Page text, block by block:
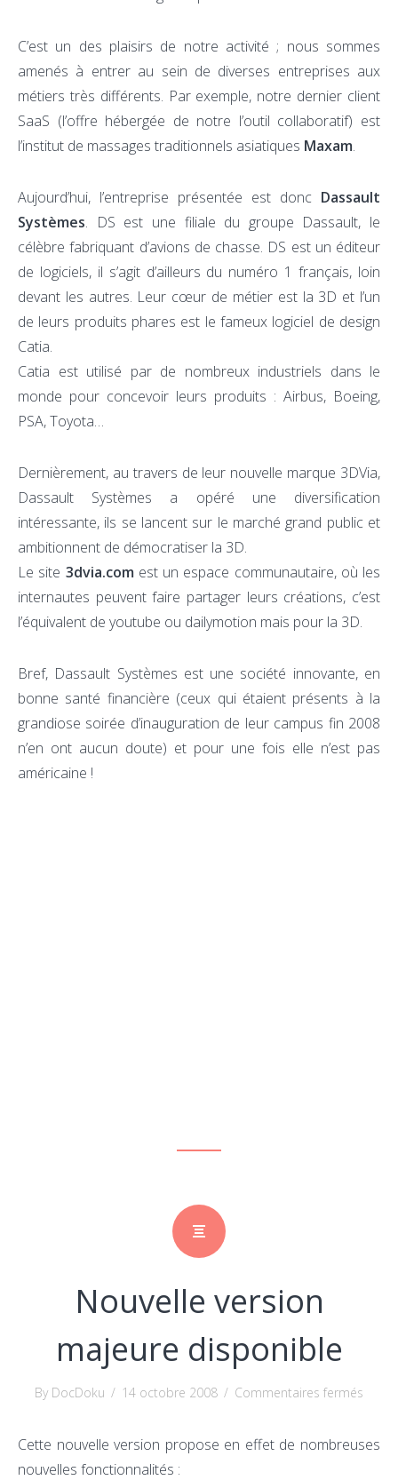
C’est un des plaisirs de notre activité ; nous sommes
amenés à entrer au sein de diverses entreprises aux
métiers très différents. Par exemple, notre dernier client
SaaS (l’offre hébergée de notre l’outil collaboratif) est
l’institut de massages traditionnels asiatiques Maxam.
Aujourd’hui, l’entreprise présentée est donc Dassault
Systèmes. DS est une filiale du groupe Dassault, le
célèbre fabriquant d’avions de chasse. DS est un éditeur
de logiciels, il s’agit d’ailleurs du numéro 1 français, loin
devant les autres. Leur cœur de métier est la 3D et l’un
de leurs produits phares est le fameux logiciel de design
Catia.
Catia est utilisé par de nombreux industriels dans le
monde pour concevoir leurs produits : Airbus, Boeing,
PSA, Toyota…
Dernièrement, au travers de leur nouvelle marque 3DVia,
Dassault Systèmes a opéré une diversification
intéressante, ils se lancent sur le marché grand public et
ambitionnent de démocratiser la 3D.
Le site 3dvia.com est un espace communautaire, où les
internautes peuvent faire partager leurs créations, c’est
l’équivalent de youtube ou dailymotion mais pour la 3D.
Bref, Dassault Systèmes est une société innovante, en
bonne santé financière (ceux qui étaient présents à la
grandiose soirée d’inauguration de leur campus fin 2008
n’en ont aucun doute) et pour une fois elle n’est pas
américaine !
Nouvelle version
majeure disponible
By DocDoku / 14 octobre 2008 / Commentaires fermés
Cette nouvelle version propose en effet de nombreuses
nouvelles fonctionnalités :